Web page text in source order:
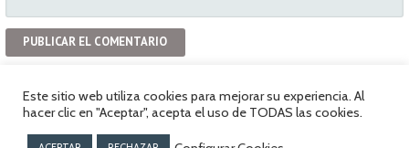
Política de privacidad
Este sitio web utiliza cookies para mejorar su experiencia. Al
hacer clic en "Aceptar", acepta el uso de TODAS las cookies.